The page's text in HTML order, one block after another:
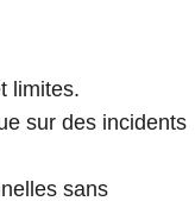
limites.
sur des incidents
sans